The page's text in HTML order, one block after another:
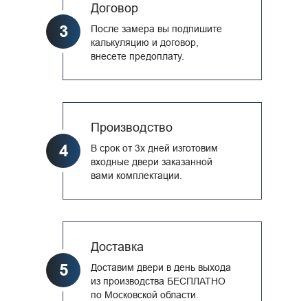
3
Договор
После замера вы подпишите
калькуляцию и договор,
внесете предоплату.
4
Производство
В срок от 3х дней изготовим
входные двери заказанной
вами комплектации.
5
Доставка
Доставим двери в день выхода
из производства БЕСПЛАТНО
по Московской области.